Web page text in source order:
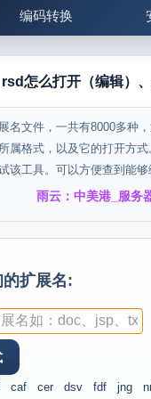
编码转换
生活便民
5.1支付宝大红包
怎么打开（编辑）
名文件，一共有8000多种
属格式，以及它的打开方
该工具。可以方便查到能
雨云：中美港_服务
扩展名:
caf cer dsv fdf jng